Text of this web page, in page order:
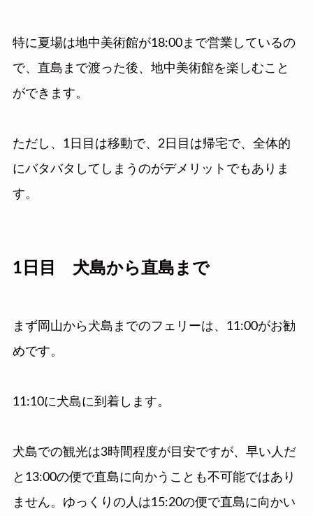
特に夏場は地中美術館が18:00まで営業しているの
で、直島まで渡った後、地中美術館を楽しむこと
ができます。
ただし、1日目は移動で、2日目は帰宅で、全体的
にバタバタしてしまうのがデメリットでもありま
す。
1日目 犬島から直島まで
まず岡山から犬島までのフェリーは、11:00がお勧
めです。
11:10に犬島に到着します。
犬島での観光は3時間程度が目安ですが、早い人だ
と13:00の便で直島に向かうことも不可能ではあり
ません。ゆっくりの人は15:20の便で直島に向かい